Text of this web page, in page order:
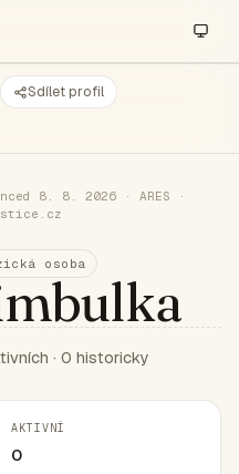
Sdílet profil
8. 8. 2026 · ARES ·
osoba
· 0 historicky
AKTIVNÍ
0